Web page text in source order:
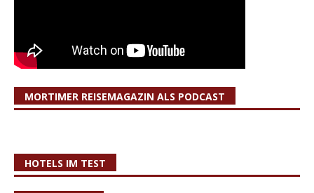
MORTIMER REISEMAGAZIN ALS PODCAST
HOTELS IM TEST